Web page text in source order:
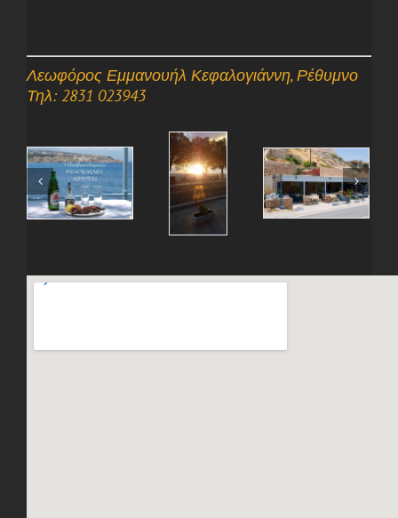
Λεωφόρος Εμμανουήλ Κεφαλογιάννη, Ρέθυμνο
Τηλ: 2831 023943